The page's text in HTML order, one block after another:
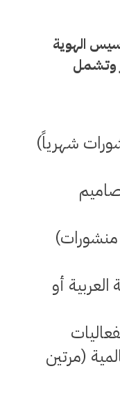
الهوية
وتشمل
(١٥ منشورات شهرياً)
تصميم المنشورات (١٥ منشورات)
أو
(مرتين